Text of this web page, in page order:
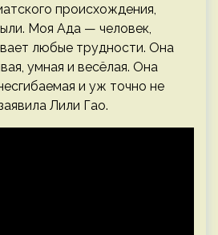
происхождения,
Моя Ада — человек,
любые трудности. Она
умная и весёлая. Она
и уж точно не
Лили Гао.